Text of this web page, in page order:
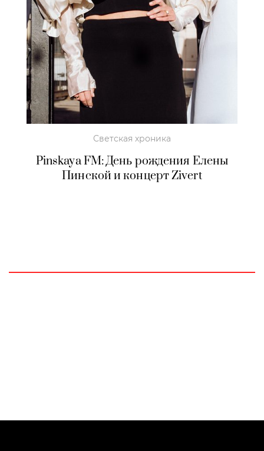
Светская хроника
Pinskaya FM: День рождения Елены
Пинской и концерт Zivert